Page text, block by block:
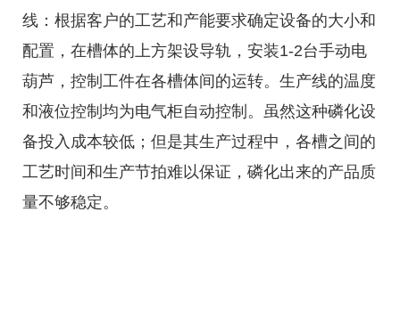
线：根据客户的工艺和产能要求确定设备的大小和
配置，在槽体的上方架设导轨，安装1-2台手动电
葫芦，控制工件在各槽体间的运转。生产线的温度
和液位控制均为电气柜自动控制。虽然这种磷化设
备投入成本较低；但是其生产过程中，各槽之间的
工艺时间和生产节拍难以保证，磷化出来的产品质
量不够稳定。